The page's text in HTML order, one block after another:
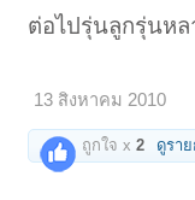
ต่อไปรุ่นลูกรุ่นหล
13 สิงหาคม 2010
ถูกใจ x2 ดูรา